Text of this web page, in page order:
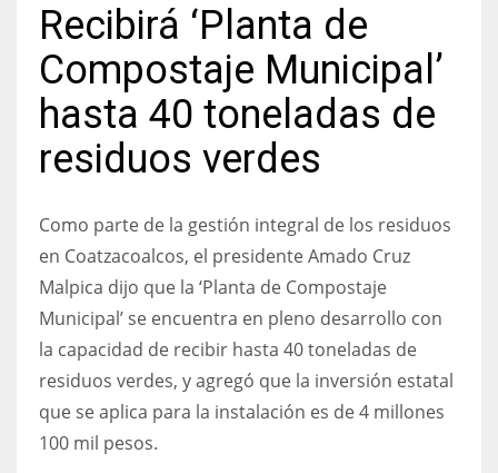
Recibirá ‘Planta de
Compostaje Municipal’
hasta 40 toneladas de
residuos verdes
Como parte de la gestión integral de los residuos
en Coatzacoalcos, el presidente Amado Cruz
Malpica dijo que la ‘Planta de Compostaje
Municipal’ se encuentra en pleno desarrollo con
la capacidad de recibir hasta 40 toneladas de
residuos verdes, y agregó que la inversión estatal
que se aplica para la instalación es de 4 millones
100 mil pesos.